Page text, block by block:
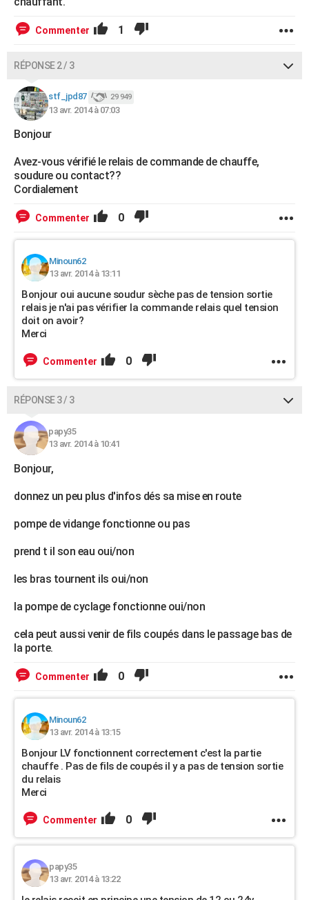
Bricolage
Lifestyle
Culture
Sport
Auto
Television
Voyage
Cinema
Commenter 1
RÉPONSE 2 / 3
stf_jpd87 29 949
13 avr. 2014 à 07:03
Bonjour
Avez-vous vérifié le relais de commande de chauffe,
soudure ou contact??
Cordialement
Commenter 0
Minoun62
13 avr. 2014 à 13:11
Bonjour oui aucune soudur sèche pas de tension sortie
relais je n'ai pas vérifier la commande relais quel tension
doit on avoir?
Merci
Commenter 0
RÉPONSE 3 / 3
papy35
13 avr. 2014 à 10:41
Bonjour,
donnez un peu plus d'infos dés sa mise en route
pompe de vidange fonctionne ou pas
prend t il son eau oui/non
les bras tournent ils oui/non
la pompe de cyclage fonctionne oui/non
cela peut aussi venir de fils coupés dans le passage bas de
la porte.
Commenter 0
Minoun62
13 avr. 2014 à 13:15
Bonjour LV fonctionnent correctement c'est la partie
chauffe . Pas de fils de coupés il y a pas de tension sortie
du relais
Merci
Commenter 0
papy35
13 avr. 2014 à 13:22